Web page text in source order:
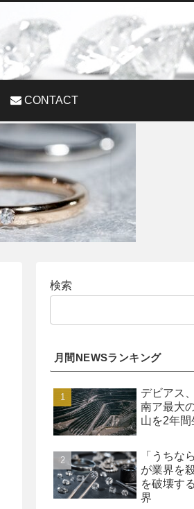
CONTACT
検索
月間NEWSランキング
デビアス
南ア最大
山を2年間
「うちな
が業界を
を破壊す
界